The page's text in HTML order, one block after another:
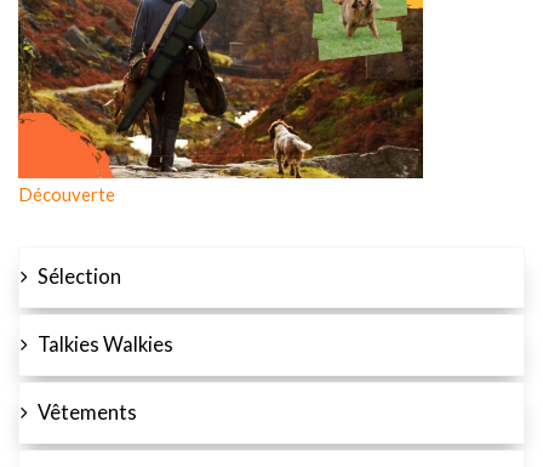
Découverte
Sélection
Talkies Walkies
Vêtements